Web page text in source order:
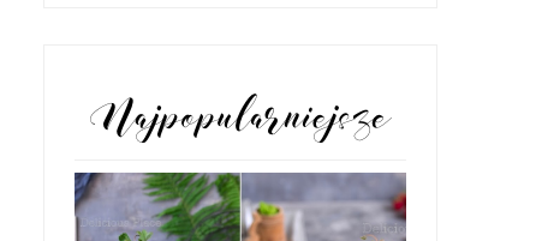
POPULARNE POSTY